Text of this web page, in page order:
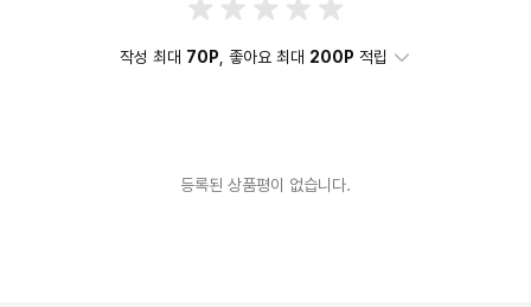
작성 최대 70P , 좋아요 최대 200P 적립
등록된 상품평이 없습니다.